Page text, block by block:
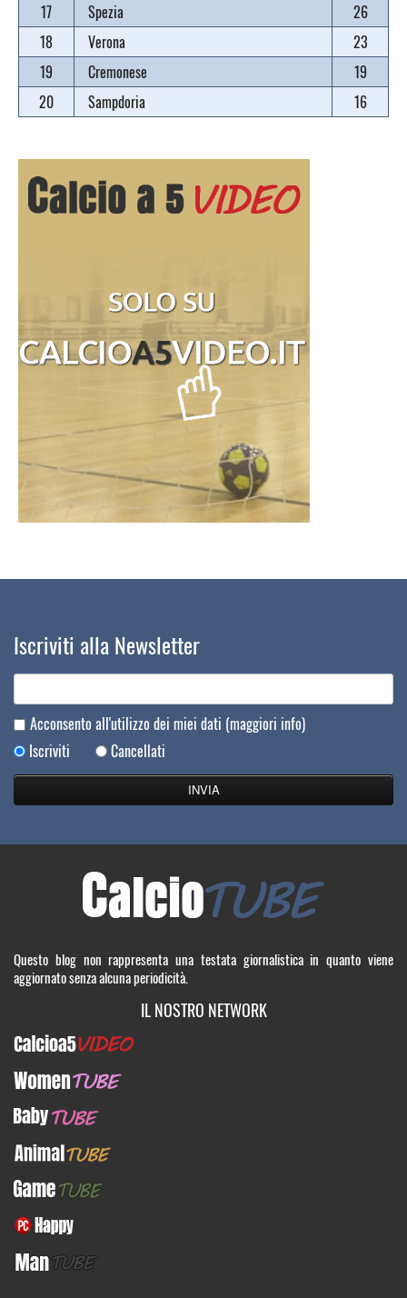
17
Spezia
26
18
Verona
23
19
Cremonese
19
20
Sampdoria 16
Iscriviti alla Newsletter
Acconsento all'utilizzo dei miei dati (maggiori info)
Iscriviti
Cancellati
Questo blog non rappresenta una testata giornalistica in quanto viene
aggiornato senza alcuna periodicità.
IL NOSTRO NETWORK